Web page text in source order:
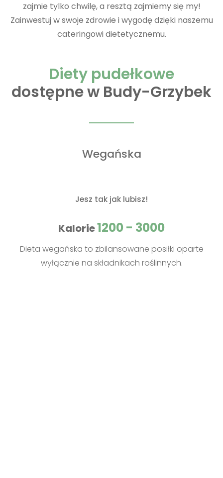
zajmie tylko chwilę, a resztą zajmiemy się my!
Zainwestuj w swoje zdrowie i wygodę dzięki naszemu
cateringowi dietetycznemu.
Diety pudełkowe
dostępne w Budy-Grzybek
Wegańska
Jesz tak jak lubisz!
Kalorie1200 - 3000
Dieta wegańska to zbilansowane posiłki oparte
wyłącznie na składnikach roślinnych.